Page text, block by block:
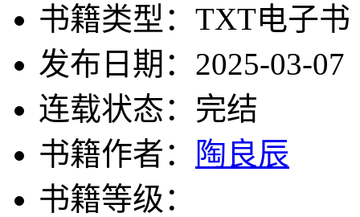
书籍类型：TXT电子书
发布日期：2025-03-07
连载状态：完结
书籍作者：
陶良辰
书籍等级：